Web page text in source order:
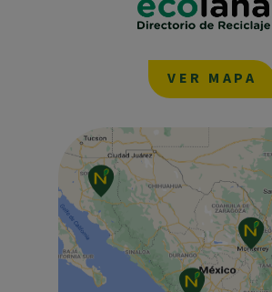
VER MAPA